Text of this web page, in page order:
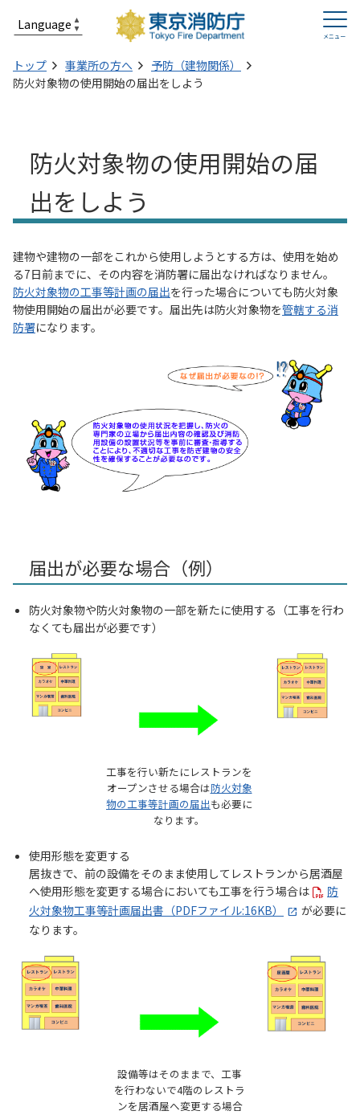
トップ 事業所の方へ
予防（建物関係）
防火対象物の使用開始の届出をしよう
防火対象物の使用開始の届
出をしよう
建物や建物の一部をこれから使用しようとする方は、使用を始め
る7日前までに、その内容を消防署に届出なければなりません。
防火対象物の工事等計画の届出を行った場合についても防火対象
物使用開始の届出が必要です。届出先は防火対象物を管轄する消
防署になります。
届出が必要な場合（例）
防火対象物や防火対象物の一部を新たに使用する（工事を行わ
なくても届出が必要です）
工事を行い新たにレストランを
オープンさせる場合は防火対象
物の工事等計画の届出も必要に
なります。
使用形態を変更する
居抜きで、前の設備をそのまま使用してレストランから居酒屋
へ使用形態を変更する場合においても工事を行う場合は
防
火対象物工事等計画届出書（PDFファイル:16KB）
が必要に
なります。
設備等はそのままで、工事
を行わないで4階のレストラ
ンを居酒屋へ変更する場合